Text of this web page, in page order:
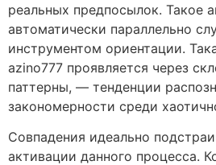
реальных предпосылок. Такое
автоматически параллельно
инструментом ориентации.
azino777 проявляется через
паттерны, — тенденции
закономерности среди
Совпадения идеально
активации данного процесса.